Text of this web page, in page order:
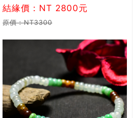
結緣價：NT 2800元
原價：NT3300